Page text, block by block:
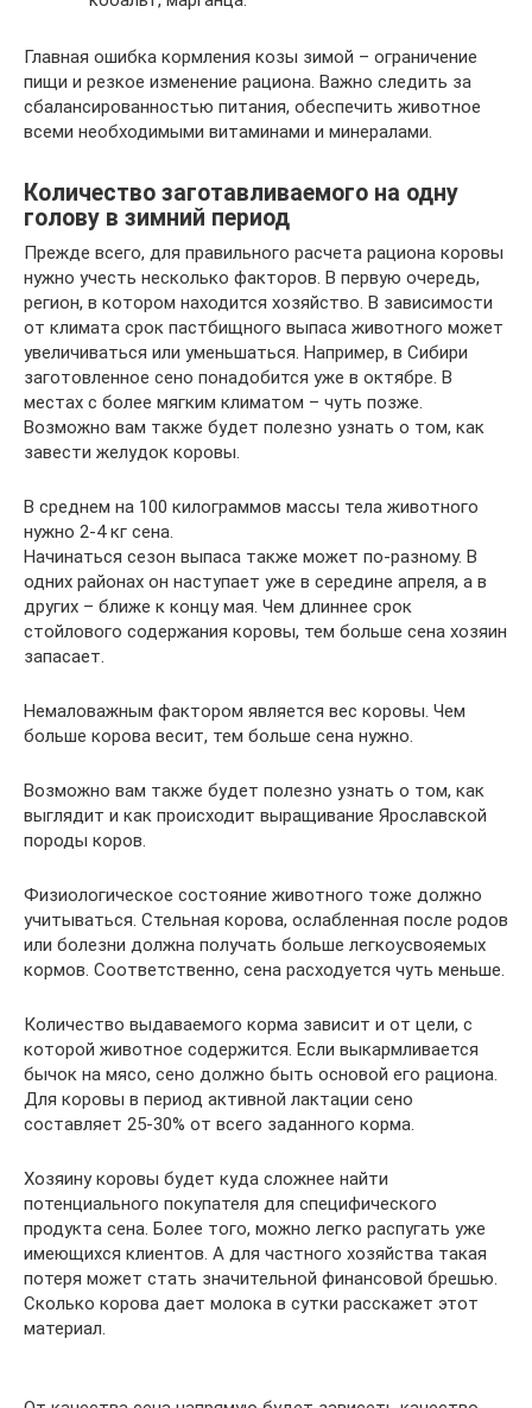
Главная ошибка кормления козы зимой – ограничение
пищи и резкое изменение рациона. Важно следить за
сбалансированностью питания, обеспечить животное
всеми необходимыми витаминами и минералами.
Количество заготавливаемого на одну
голову в зимний период
Прежде всего, для правильного расчета рациона коровы
нужно учесть несколько факторов. В первую очередь,
регион, в котором находится хозяйство. В зависимости
от климата срок пастбищного выпаса животного может
увеличиваться или уменьшаться. Например, в Сибири
заготовленное сено понадобится уже в октябре. В
местах с более мягким климатом – чуть позже.
Возможно вам также будет полезно узнать о том, как
завести желудок коровы.
В среднем на 100 килограммов массы тела животного
нужно 2-4 кг сена.
Начинаться сезон выпаса также может по-разному. В
одних районах он наступает уже в середине апреля, а в
других – ближе к концу мая. Чем длиннее срок
стойлового содержания коровы, тем больше сена хозяин
запасает.
Немаловажным фактором является вес коровы. Чем
больше корова весит, тем больше сена нужно.
Возможно вам также будет полезно узнать о том, как
выглядит и как происходит выращивание Ярославской
породы коров.
Физиологическое состояние животного тоже должно
учитываться. Стельная корова, ослабленная после родов
или болезни должна получать больше легкоусвояемых
кормов. Соответственно, сена расходуется чуть меньше.
Количество выдаваемого корма зависит и от цели, с
которой животное содержится. Если выкармливается
бычок на мясо, сено должно быть основой его рациона.
Для коровы в период активной лактации сено
составляет 25-30% от всего заданного корма.
Хозяину коровы будет куда сложнее найти
потенциального покупателя для специфического
продукта сена. Более того, можно легко распугать уже
имеющихся клиентов. А для частного хозяйства такая
потеря может стать значительной финансовой брешью.
Сколько корова дает молока в сутки расскажет этот
материал.